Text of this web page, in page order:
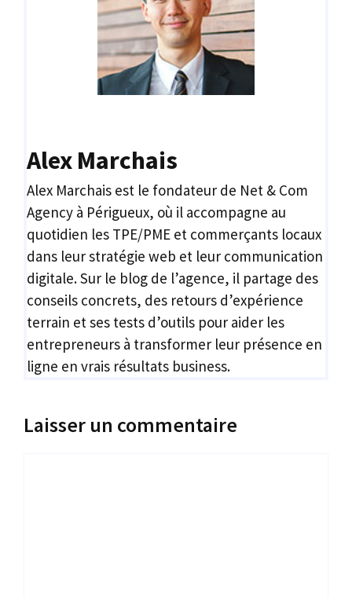
Alex Marchais
Alex Marchais est le fondateur de Net & Com
Agency à Périgueux, où il accompagne au
quotidien les TPE/PME et commerçants locaux
dans leur stratégie web et leur communication
digitale. Sur le blog de l’agence, il partage des
conseils concrets, des retours d’expérience
terrain et ses tests d’outils pour aider les
entrepreneurs à transformer leur présence en
ligne en vrais résultats business.
Laisser un commentaire